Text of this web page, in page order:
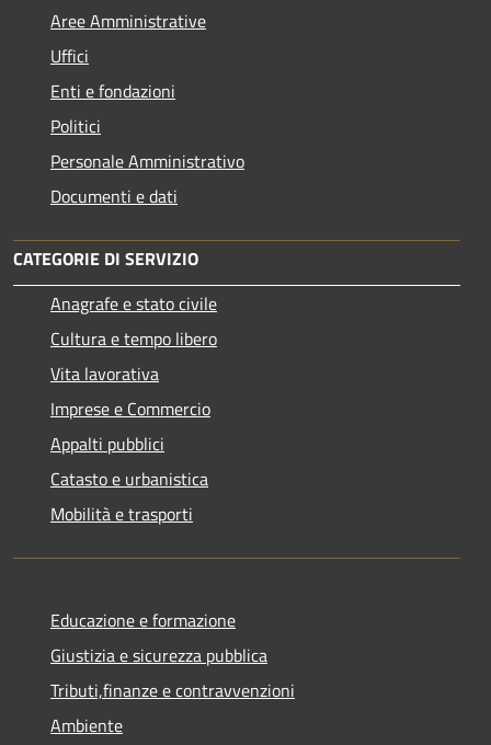
Aree Amministrative
Uffici
Enti e fondazioni
Politici
Personale Amministrativo
Documenti e dati
CATEGORIE DI SERVIZIO
Anagrafe e stato civile
Cultura e tempo libero
Vita lavorativa
Imprese e Commercio
Appalti pubblici
Catasto e urbanistica
Mobilità e trasporti
Educazione e formazione
Giustizia e sicurezza pubblica
Tributi,finanze e contravvenzioni
Ambiente